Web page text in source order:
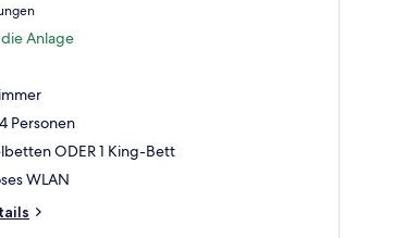
Anlage
Personen
ODER 1 King-Bett
WLAN